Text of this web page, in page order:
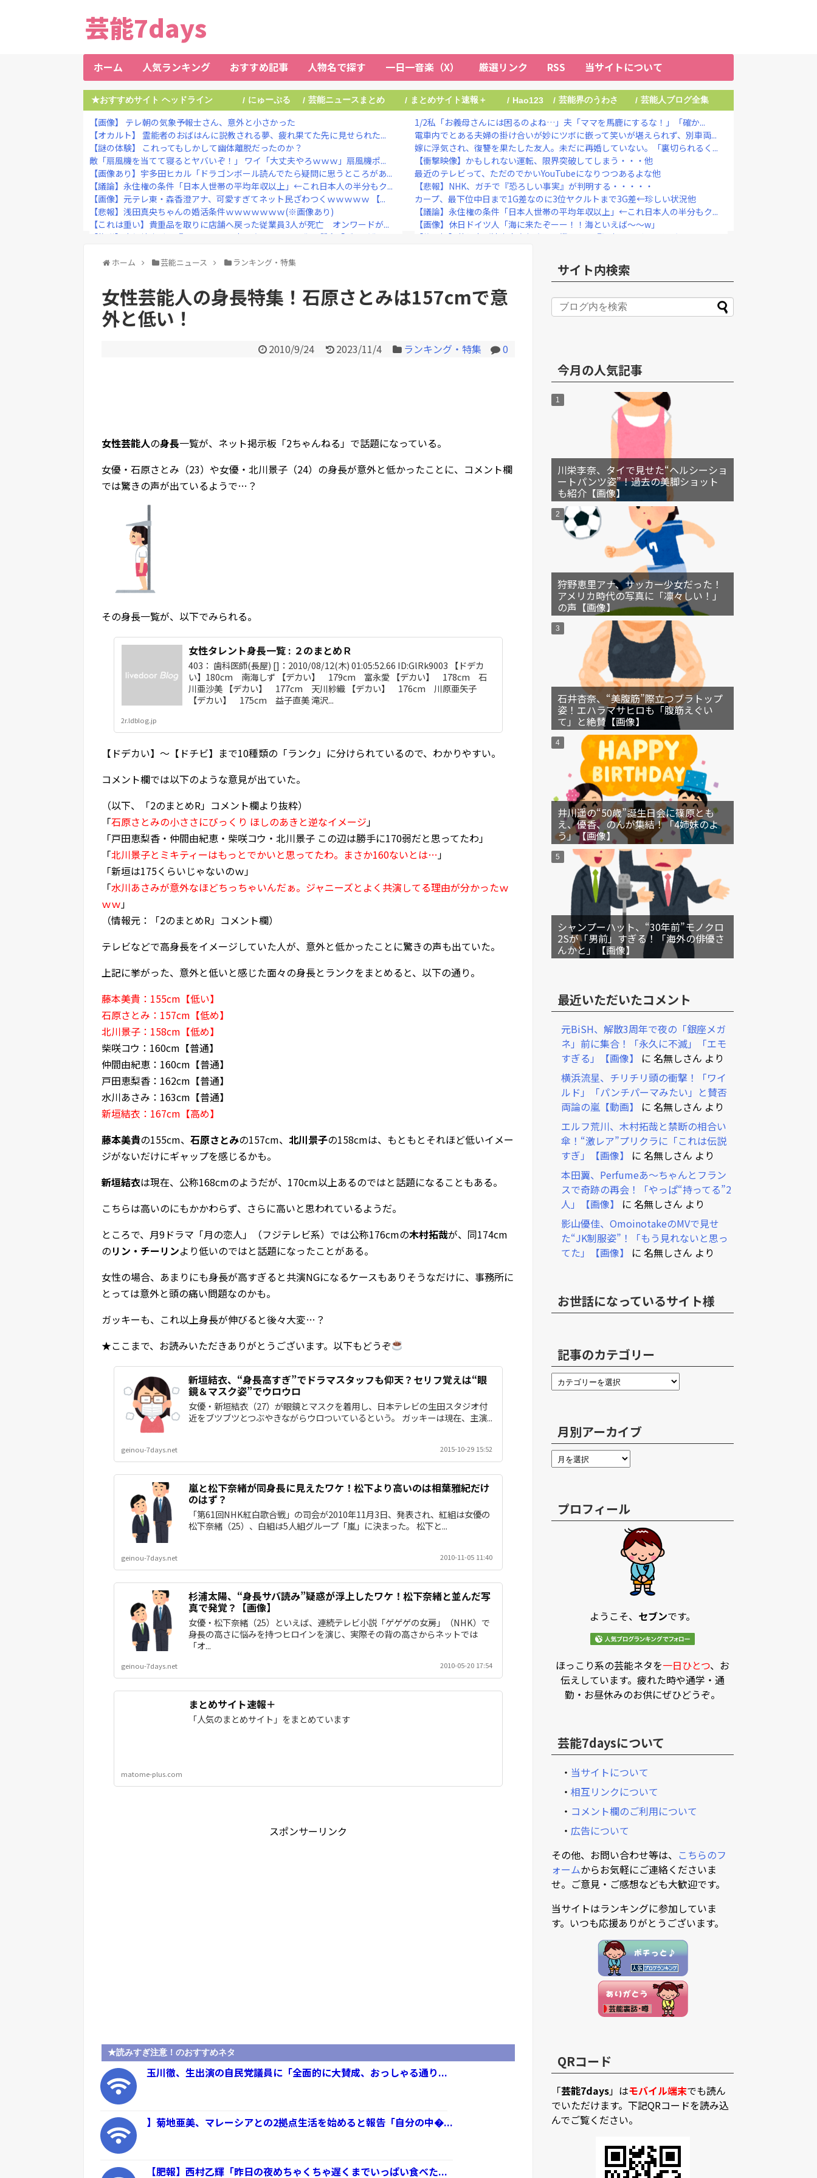
芸能7days
ホーム 人気ランキング おすすめ記事 人物名で探す 一日一音楽（X） 厳選リンク RSS 当サイトについて
★おすすめサイト ヘッドライン / にゅーぷる / 芸能ニュースまとめ / まとめサイト速報＋ / Hao123 / 芸能界のうわさ / 芸能人ブログ全集
【画像】 テレ朝の気象予報士さん、意外と小さかった
【オカルト】 霊能者のおばはんに説教される夢、疲れ果てた先に見せられた...
【謎の体験】 これってもしかして幽体離脱だったのか？
敵「扇風機を当てて寝るとヤバいぞ！」 ワイ「大丈夫やろｗｗｗ」扇風機ポ...
【画像あり】宇多田ヒカル「ドラゴンボール読んでたら疑問に思うところがあ...
【議論】永住権の条件「日本人世帯の平均年収以上」←これ日本人の半分もク...
【画像】元テレ東・森香澄アナ、可愛すぎてネット民ざわつくｗｗｗｗｗ 【...
【悲報】浅田真央ちゃんの婚活条件ｗｗｗｗｗｗｗ(※画像あり)
【これは重い】貴重品を取りに店舗へ戻った従業員3人が死亡 オンワードが...
【物議】高須幹弥氏、『みいちゃんと山田さん』アニメ化に懸念「グッズ化と...
【修羅場】落語家が清水良太郎さんを恨んでる『理由』、ガチでヤバイ・・・...
1/2私「お義母さんには困るのよね…」夫「ママを馬鹿にするな！」「確か...
電車内でとある夫婦の掛け合いが妙にツボに嵌って笑いが堪えられず、別車両...
嫁に浮気され、復讐を果たした友人。未だに再婚していない。「裏切られるく...
【衝撃映像】かもしれない運転、限界突破してしまう・・・他
最近のテレビって、ただのでかいYouTubeになりつつあるよな他
【悲報】NHK、ガチで『恐ろしい事実』が判明する・・・・・
カープ、最下位中日まで1G差なのに3位ヤクルトまで3G差←珍しい状況他
【議論】永住権の条件「日本人世帯の平均年収以上」←これ日本人の半分もク...
【画像】休日ドイツ人「海に来たぞーー！！海といえば～～w」
【修羅場】落語家が清水良太郎さんを恨んでる『理由』、ガチでヤバイ・・・...
川口春奈と日本代表・板倉滉が授かり婚、かつてはキングカズ＆ゴン中山も…...
ホーム 芸能ニュース ランキング・特集
女性芸能人の身長特集！石原さとみは157cmで意
外と低い！
2010/9/24 2023/11/4 ランキング・特集 0
女性芸能人の身長一覧が、ネット掲示板「2ちゃんねる」で話題になっている。
女優・石原さとみ（23）や女優・北川景子（24）の身長が意外と低かったことに、コメント欄
では驚きの声が出ているようで…？
その身長一覧が、以下でみられる。
女性タレント身長一覧 : ２のまとめＲ
403： 歯科医師(長屋) []：2010/08/12(木) 01:05:52.66 ID:GlRk9003 【ドデカ
い】180cm 南海しず 【デカい】 179cm 富永愛 【デカい】 178cm 石
川亜沙美 【デカい】 177cm 天川紗織 【デカい】 176cm 川原亜矢子
【デカい】 175cm 益子直美 滝沢...
2r.ldblog.jp
【ドデカい】～【ドチビ】まで10種類の「ランク」に分けられているので、わかりやすい。
コメント欄では以下のような意見が出ていた。
（以下、「2のまとめR」コメント欄より抜粋）
「石原さとみの小ささにびっくり ほしのあきと逆なイメージ」
「戸田恵梨香・仲間由紀恵・柴咲コウ・北川景子 この辺は勝手に170弱だと思ってたわ」
「北川景子とミキティーはもっとでかいと思ってたわ。まさか160ないとは…」
「新垣は175くらいじゃないのｗ」
「水川あさみが意外なほどちっちゃいんだぁ。ジャニーズとよく共演してる理由が分かったｗ
ｗｗ」
（情報元：「2のまとめR」コメント欄）
テレビなどで高身長をイメージしていた人が、意外と低かったことに驚きの声も出ていた。
上記に挙がった、意外と低いと感じた面々の身長とランクをまとめると、以下の通り。
藤本美貴：155cm【低い】
石原さとみ：157cm【低め】
北川景子：158cm【低め】
柴咲コウ：160cm【普通】
仲間由紀恵：160cm【普通】
戸田恵梨香：162cm【普通】
水川あさみ：163cm【普通】
新垣結衣：167cm【高め】
藤本美貴の155cm、 石原さとみの157cm、 北川景子の158cmは、もともとそれほど低いイメー
ジがないだけにギャップを感じるかも。
新垣結衣は現在、公称168cmのようだが、170cm以上あるのではと話題になることもある。
こちらは高いのにもかかわらず、さらに高いと思われているようだ。
ところで、月9ドラマ「月の恋人」（フジテレビ系）では公称176cmの木村拓哉が、同174cm
のリン・チーリンより低いのではと話題になったことがある。
女性の場合、あまりにも身長が高すぎると共演NGになるケースもありそうなだけに、事務所に
とっては意外と頭の痛い問題なのかも。
ガッキーも、これ以上身長が伸びると後々大変…？
★ここまで、お読みいただきありがとうございます。以下もどうぞ
新垣結衣、“身長高すぎ”でドラマスタッフも仰天？セリフ覚えは“眼
鏡＆マスク姿”でウロウロ
女優・新垣結衣（27）が眼鏡とマスクを着用し、日本テレビの生田スタジオ付
近をブツブツとつぶやきながらウロついているという。 ガッキーは現在、主演...
geinou-7days.net 2015-10-29 15:52
嵐と松下奈緒が同身長に見えたワケ！松下より高いのは相葉雅紀だけ
のはず？
「第61回NHK紅白歌合戦」の司会が2010年11月3日、発表され、紅組は女優の
松下奈緒（25）、白組は5人組グループ「嵐」に決まった。 松下と...
geinou-7days.net 2010-11-05 11:40
杉浦太陽、“身長サバ読み”疑惑が浮上したワケ！松下奈緒と並んだ写
真で発覚？【画像】
女優・松下奈緒（25）といえば、連続テレビ小説「ゲゲゲの女房」（NHK）で
身長の高さに悩みを持つヒロインを演じ、実際その背の高さからネットでは
「オ...
geinou-7days.net 2010-05-20 17:54
まとめサイト速報＋
「人気のまとめサイト」をまとめています
matome-plus.com
スポンサーリンク
★読みすぎ注意！のおすすめネタ
玉川徹、生出演の自民党議員に「全面的に大賛成、おっしゃる通り...
】菊地亜美、マレーシアとの2拠点生活を始めると報告「自分の中�...
【肥報】西村乙輝「昨日の夜めちゃくちゃ遅くまでいっぱい食べた...
サイト内検索
今月の人気記事
川栄李奈、タイで見せた“ヘルシーショ
ートパンツ姿”！過去の美脚ショット
も紹介【画像】
狩野恵里アナ、サッカー少女だった！
アメリカ時代の写真に「凛々しい！」
の声【画像】
石井杏奈、“美腹筋”際立つブラトップ
姿！エハラマサヒロも「腹筋えぐい
て」と絶賛【画像】
井川遥の“50歳”誕生日会に篠原とも
え、優香、のんが集結！「4姉妹のよ
う」【画像】
シャンプーハット、“30年前”モノクロ
2Sが「男前」すぎる！「海外の俳優さ
んかと」【画像】
最近いただいたコメント
元BiSH、解散3周年で夜の「銀座メガ
ネ」前に集合！「永久に不滅」「エモ
すぎる」【画像】
に 名無しさん より
横浜流星、チリチリ頭の衝撃！「ワイ
ルド」「パンチパーマみたい」と賛否
両論の嵐【動画】
に 名無しさん より
エルフ荒川、木村拓哉と禁断の相合い
傘！“激レア”プリクラに「これは伝説
すぎ」【画像】
に 名無しさん より
本田翼、Perfumeあ～ちゃんとフラン
スで奇跡の再会！「やっぱ“持ってる”2
人」【画像】
に 名無しさん より
影山優佳、OmoinotakeのMVで見せ
た“JK制服姿”！「もう見れないと思っ
てた」【画像】
に 名無しさん より
お世話になっているサイト様
記事のカテゴリー
月別アーカイブ
プロフィール
ようこそ、 セブンです。
ほっこり系の芸能ネタを一日ひとつ、お
伝えしています。疲れた時や通学・通
勤・お昼休みのお供にぜひどうぞ。
芸能7daysについて
・ 当サイトについて
・ 相互リンクについて
・ コメント欄のご利用について
・ 広告について
その他、お問い合わせ等は、 こちらのフ
ォームからお気軽にご連絡くださいま
せ。ご意見・ご感想なども大歓迎です。
当サイトはランキングに参加していま
す。いつも応援ありがとうございます。
QRコード
「芸能7days」はモバイル端末でも読ん
でいただけます。下記QRコードを読み込
んでご覧ください。